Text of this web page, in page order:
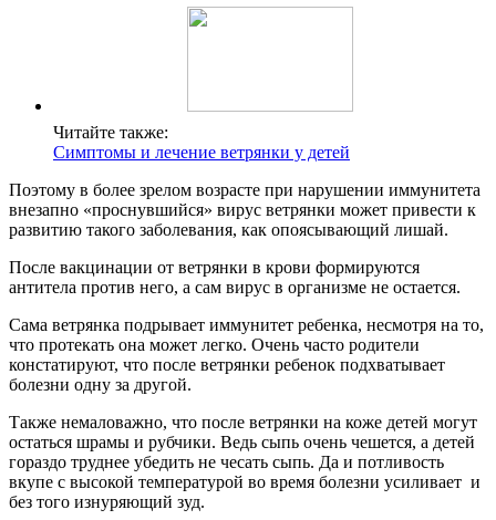
Читайте также:
Симптомы и лечение ветрянки у детей
Поэтому в более зрелом возрасте при нарушении иммунитета
внезапно «проснувшийся» вирус ветрянки может привести к
развитию такого заболевания, как опоясывающий лишай.
После вакцинации от ветрянки в крови формируются
антитела против него, а сам вирус в организме не остается.
Сама ветрянка подрывает иммунитет ребенка, несмотря на то,
что протекать она может легко. Очень часто родители
констатируют, что после ветрянки ребенок подхватывает
болезни одну за другой.
Также немаловажно, что после ветрянки на коже детей могут
остаться шрамы и рубчики. Ведь сыпь очень чешется, а детей
гораздо труднее убедить не чесать сыпь. Да и потливость
вкупе с высокой температурой во время болезни усиливает и
без того изнуряющий зуд.